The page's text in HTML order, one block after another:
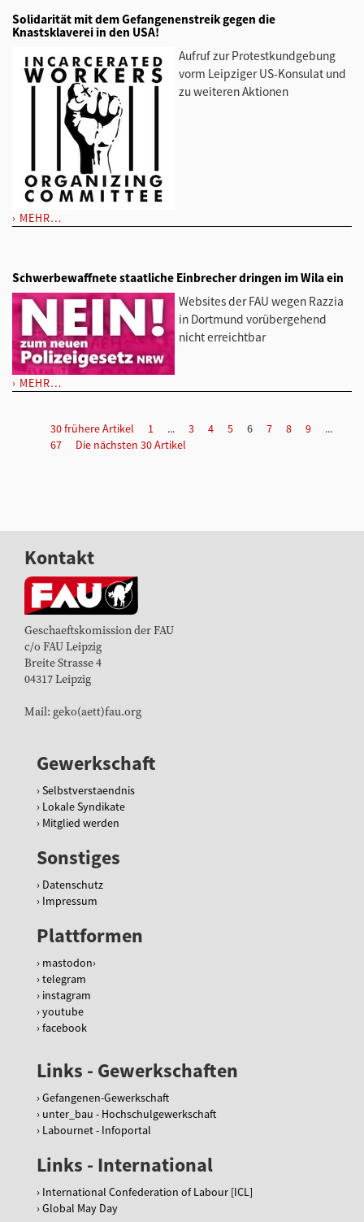
Solidarität mit dem Gefangenenstreik gegen die
Knastsklaverei in den USA!
Aufruf zur Protestkundgebung
vorm Leipziger US-Konsulat und
zu weiteren Aktionen
MEHR…
Schwerbewaffnete staatliche Einbrecher dringen im Wila ein
Websites der FAU wegen Razzia
in Dortmund vorübergehend
nicht erreichtbar
MEHR…
30 frühere Artikel 1 ... 3 4 5 6 7 8 9
...
67
Die nächsten 30 Artikel
Kontakt
Geschaeftskomission der FAU
c/o FAU Leipzig
Breite Strasse 4
04317 Leipzig
Mail: geko(aett)fau.org
Gewerkschaft
Selbstverstaendnis
Lokale Syndikate
Mitglied werden
Sonstiges
Datenschutz
Impressum
Plattformen
mastodon
telegram
instagram
youtube
facebook
Links - Gewerkschaften
Gefangenen-Gewerkschaft
unter_bau - Hochschulgewerkschaft
Labournet - Infoportal
Links - International
International Confederation of Labour [ICL]
Global May Day